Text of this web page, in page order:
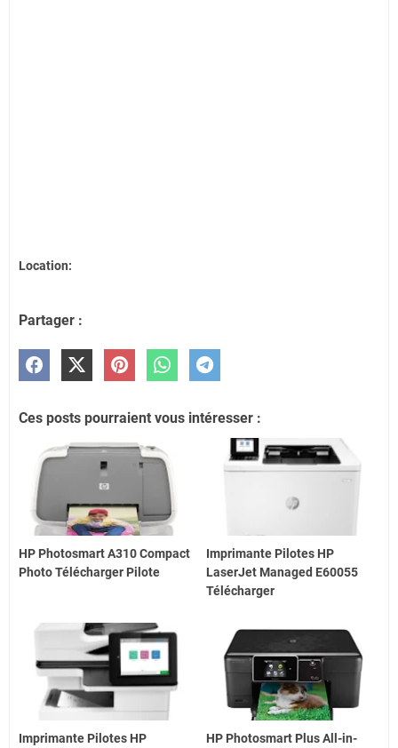
Location:
Partager :
Ces posts pourraient vous intéresser :
HP Photosmart A310 Compact
Photo Télécharger Pilote
Imprimante Pilotes HP
LaserJet Managed E60055
Télécharger
Imprimante Pilotes HP
HP Photosmart Plus All-in-